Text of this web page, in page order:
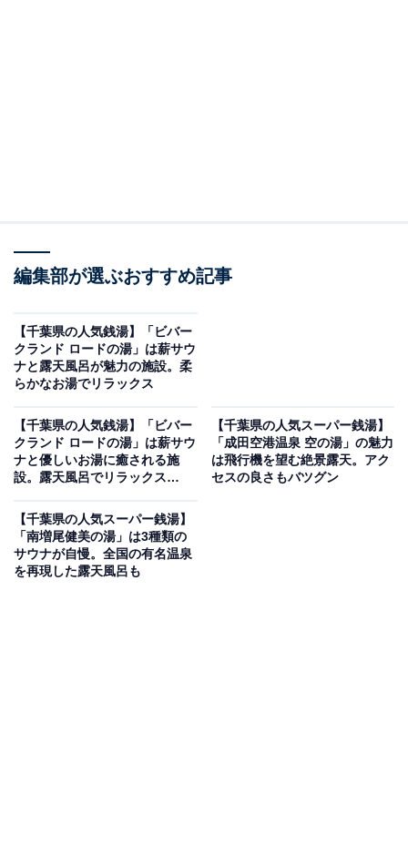
「All About ニュース」は、ネットの話題から世の中の動きまで、暮
らしの中にあふれる「なぜ？」「どうして？」を分かりやすく伝え
報やSNSで話題のトピックスを紹介しています。
※本記事で紹介している商品の購入やサービスの利用により、売上の一部が
オールアバウトに還元されることがあります。
う野天風呂の名所
屋外に広がる「野天風呂」を中心に据えた、開放感が魅
風呂を楽しめるほか、強力なオートロウリュを搭載した
ダブルパンカーズサウナと備長炭冷水風呂も人気。「湯
けむりレストランPALM」ではサウナ飯から和食まで幅
編集部が選ぶおすすめ記事
【千葉県の人気銭湯】「ビバー
クランド ロードの湯」は薪サウ
ナと露天風呂が魅力の施設。柔
らかなお湯でリラックス
【千葉県の人気銭湯】「ビバー
クランド ロードの湯」は薪サウ
ナと優しいお湯に癒される施
設。露天風呂でリラックス
【千葉県の人気スーパー銭湯】
「成田空港温泉 空の湯」の魅力
は飛行機を望む絶景露天。アク
セスの良さもバツグン
【千葉県の人気スーパー銭湯】
「南増尾健美の湯」は3種類の
サウナが自慢。全国の有名温泉
を再現した露天風呂も